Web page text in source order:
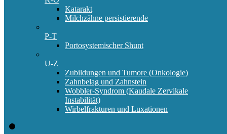
Katarakt
Milchzähne persistierende
P-T
Portosystemischer Shunt
U-Z
Zubildungen und Tumore (Onkologie)
Zahnbelag und Zahnstein
Wobbler-Syndrom (Kaudale Zervikale
Instabilität)
Wirbelfrakturen und Luxationen